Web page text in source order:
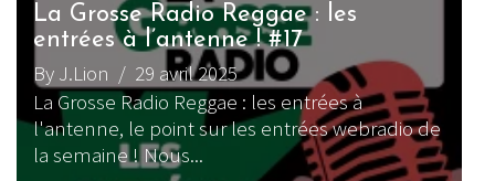
La Grosse Radio Reggae : les
entrées à l’antenne ! #17
By J.Lion / 29 avril 2025
La Grosse Radio Reggae : les entrées à
l'antenne, le point sur les entrées webradio de
la semaine ! Nous...